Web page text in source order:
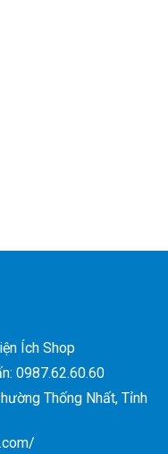
Ích Shop
0987.62.60.60
Thống Nhất, Tỉnh